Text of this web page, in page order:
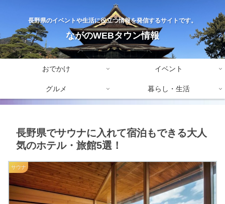
長野県のイベントや生活に役立つ情報を発信するサイトです。
ながのWEBタウン情報
おでかけ イベント
グルメ 暮らし・生活
長野県でサウナに入れて宿泊もできる大人
気のホテル・旅館5選！
サウナ